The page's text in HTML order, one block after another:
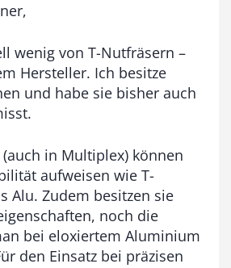
wenig von T-Nutfräsern –
Hersteller. Ich besitze
und habe sie bisher auch
in Multiplex) können
aufweisen wie T-
Alu. Zudem besitzen sie
noch die
bei eloxiertem Aluminium
den Einsatz bei präzisen